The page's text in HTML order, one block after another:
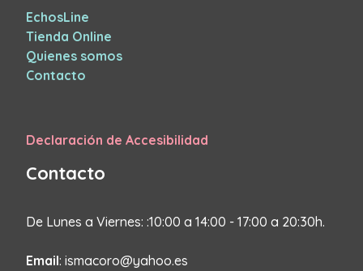
EchosLine
Tienda Online
Quienes somos
Contacto
Declaración de Accesibilidad
Contacto
De Lunes a Viernes: :10:00 a 14:00 - 17:00 a 20:30h.
Email: ismacoro@yahoo.es